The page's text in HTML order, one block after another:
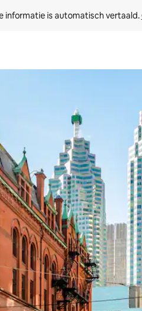
informatie is automatisch vertaald.
je de pijltjestoetsen omhoog